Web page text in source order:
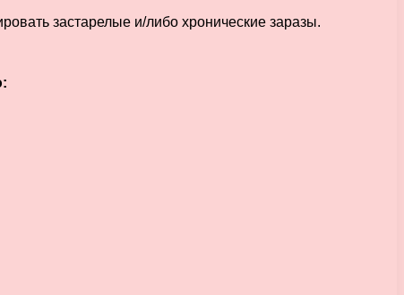
застарелые и/либо хронические заразы.